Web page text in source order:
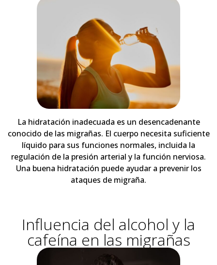
La hidratación inadecuada es un desencadenante
conocido de las migrañas. El cuerpo necesita suficiente
líquido para sus funciones normales, incluida la
regulación de la presión arterial y la función nerviosa.
Una buena hidratación puede ayudar a prevenir los
ataques de migraña.
Influencia del alcohol y la
cafeína en las migrañas